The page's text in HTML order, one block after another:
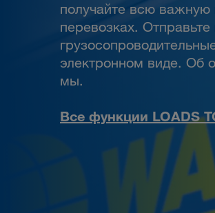
получайте всю
перевозках.
электронном виде. Об
мы.
Все функции LOADS